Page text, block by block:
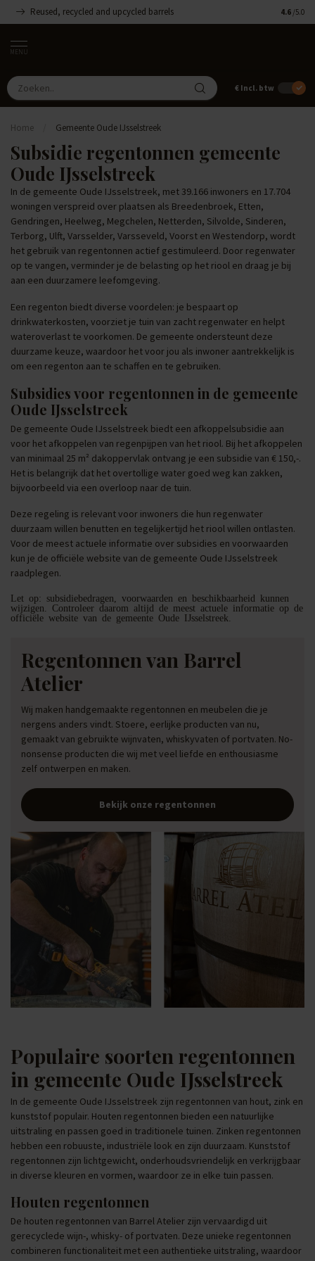
Reused, recycled and upcycled barrels 4.6 /5.0
MENU
€ Incl. btw
Home Gemeente Oude IJsselstreek
Subsidie regentonnen gemeente
Oude IJsselstreek
In de gemeente Oude IJsselstreek, met 39.166 inwoners en 17.704
woningen verspreid over plaatsen als Breedenbroek, Etten,
Gendringen, Heelweg, Megchelen, Netterden, Silvolde, Sinderen,
Terborg, Ulft, Varsselder, Varsseveld, Voorst en Westendorp, wordt
het gebruik van regentonnen actief gestimuleerd. Door regenwater
op te vangen, verminder je de belasting op het riool en draag je bij
aan een duurzamere leefomgeving.
Een regenton biedt diverse voordelen: je bespaart op
drinkwaterkosten, voorziet je tuin van zacht regenwater en helpt
wateroverlast te voorkomen. De gemeente ondersteunt deze
duurzame keuze, waardoor het voor jou als inwoner aantrekkelijk is
om een regenton aan te schaffen en te gebruiken.
Subsidies voor regentonnen in de gemeente
Oude IJsselstreek
De gemeente Oude IJsselstreek biedt een afkoppelsubsidie aan
voor het afkoppelen van regenpijpen van het riool. Bij het afkoppelen
van minimaal 25 m² dakoppervlak ontvang je een subsidie van € 150,-.
Het is belangrijk dat het overtollige water goed weg kan zakken,
bijvoorbeeld via een overloop naar de tuin.
Deze regeling is relevant voor inwoners die hun regenwater
duurzaam willen benutten en tegelijkertijd het riool willen ontlasten.
Voor de meest actuele informatie over subsidies en voorwaarden
kun je de officiële website van de gemeente Oude IJsselstreek
raadplegen.
Let op: subsidiebedragen, voorwaarden en beschikbaarheid kunnen
wijzigen. Controleer daarom altijd de meest actuele informatie op de
officiële website van de gemeente Oude IJsselstreek.
Regentonnen van Barrel
Atelier
Wij maken handgemaakte regentonnen en meubelen die je
nergens anders vindt. Stoere, eerlijke producten van nu,
gemaakt van gebruikte wijnvaten, whiskyvaten of portvaten. No-
nonsense producten die wij met veel liefde en enthousiasme
zelf ontwerpen en maken.
Bekijk onze regentonnen
Populaire soorten regentonnen
in gemeente Oude IJsselstreek
In de gemeente Oude IJsselstreek zijn regentonnen van hout, zink en
kunststof populair. Houten regentonnen bieden een natuurlijke
uitstraling en passen goed in traditionele tuinen. Zinken regentonnen
hebben een robuuste, industriële look en zijn duurzaam. Kunststof
regentonnen zijn lichtgewicht, onderhoudsvriendelijk en verkrijgbaar
in diverse kleuren en vormen, waardoor ze in elke tuin passen.
Houten regentonnen
De houten regentonnen van Barrel Atelier zijn vervaardigd uit
gerecyclede wijn-, whisky- of portvaten. Deze unieke regentonnen
combineren functionaliteit met een authentieke uitstraling, waardoor